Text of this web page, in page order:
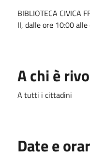
BIBLIOTECA CIVICA
II, dalle ore 10:00
A chi è
A tutti i cittadini
Date e